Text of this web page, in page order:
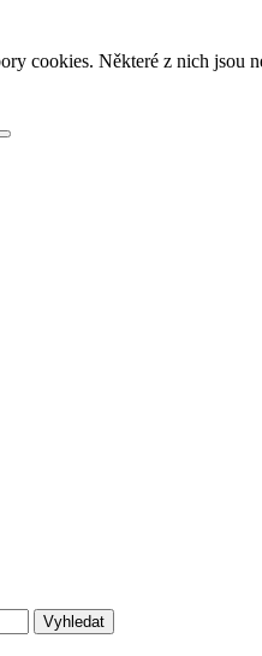
cookies. Některé z nich jsou
Vyhledat